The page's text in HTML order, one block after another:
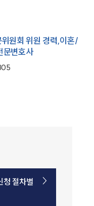
원회 위원 경력,이혼/
문변호사
청 절차별